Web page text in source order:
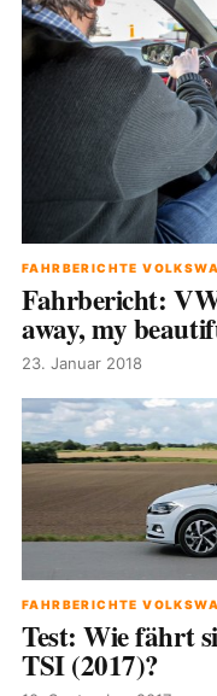
FAHRBERICHTE
Fahrbericht:
away, my
23. Januar 2018
FAHRBERICHTE
Test: Wie fährt
TSI (2017)?